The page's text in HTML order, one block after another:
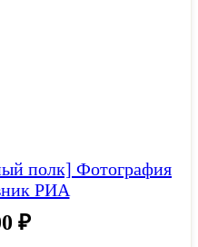
полк] Фотография
РИА
₽